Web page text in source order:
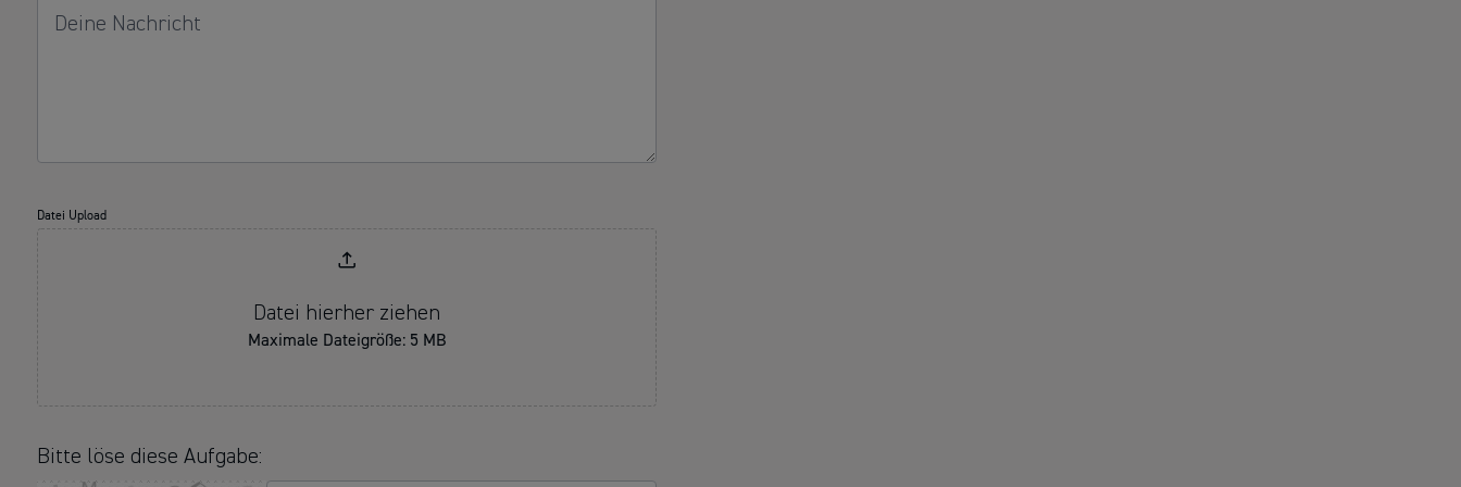
Deine Nachricht
Datei Upload
Datei hierher ziehen
Maximale Dateigröße: 5 MB
Bitte löse diese Aufgabe: